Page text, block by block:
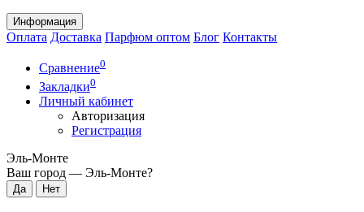
Информация
Оплата Доставка Парфюм оптом Блог Контакты
Сравнение0
Закладки0
Личный кабинет
Авторизация
Регистрация
Эль-Монте
Ваш город — Эль-Монте?